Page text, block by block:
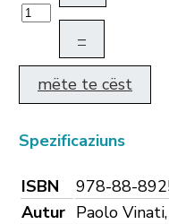
–
mëte te cëst
Spezificaziuns
ISBN
978-88-
Autur Paolo